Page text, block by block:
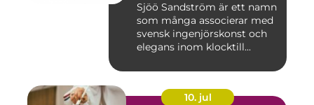
Sjöö Sandström är ett namn
som många associerar med
svensk ingenjörskonst och
elegans inom klocktill...
10. jul